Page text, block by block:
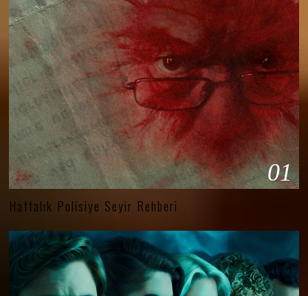
01
Haftalık Polisiye Seyir Rehberi